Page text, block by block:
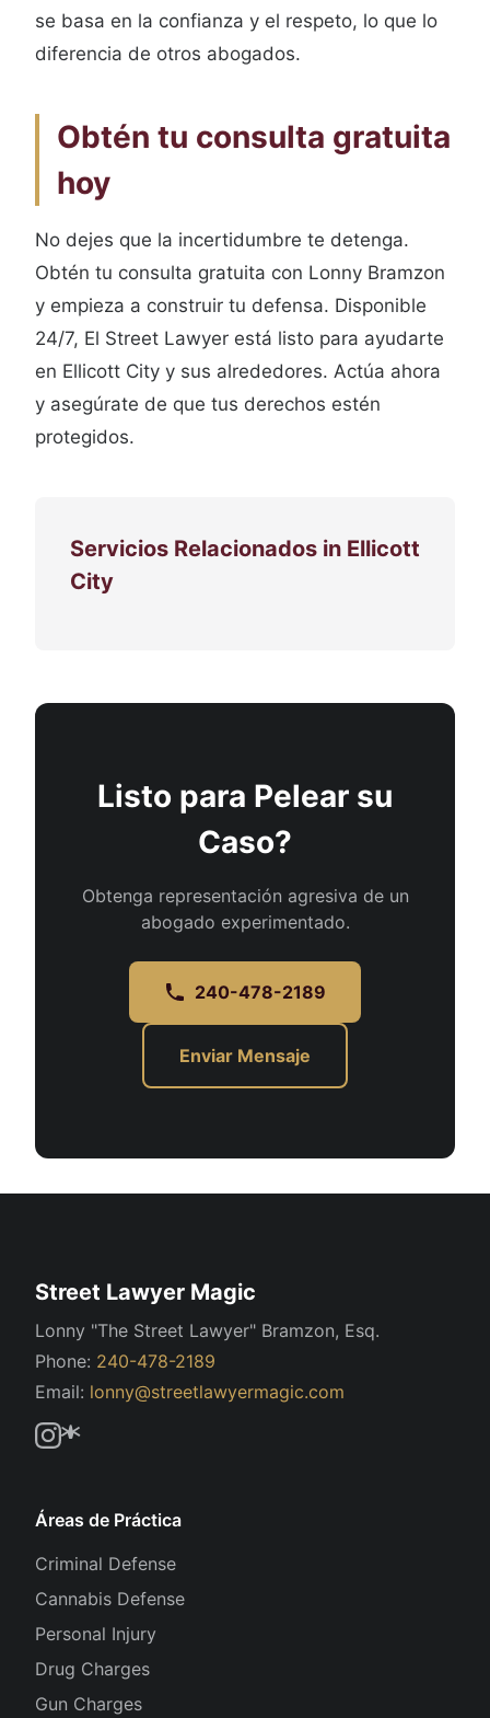
se basa en la confianza y el respeto, lo que lo
diferencia de otros abogados.
Obtén tu consulta gratuita
hoy
No dejes que la incertidumbre te detenga.
Obtén tu consulta gratuita con Lonny Bramzon
y empieza a construir tu defensa. Disponible
24/7, El Street Lawyer está listo para ayudarte
en Ellicott City y sus alrededores. Actúa ahora
y asegúrate de que tus derechos estén
protegidos.
Servicios Relacionados in Ellicott
City
Listo para Pelear su
Caso?
Obtenga representación agresiva de un
abogado experimentado.
240-478-2189
Enviar Mensaje
Street Lawyer Magic
Lonny "The Street Lawyer" Bramzon, Esq.
Phone: 240-478-2189
Email: lonny@streetlawyermagic.com
Áreas de Práctica
Criminal Defense
Cannabis Defense
Personal Injury
Drug Charges
Gun Charges